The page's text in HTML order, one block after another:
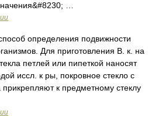
…
определения подвижности
Для приготовления В. к. на
петлей или пипеткой наносят
иссл. к ры, покровное стекло с
к предметному стеклу